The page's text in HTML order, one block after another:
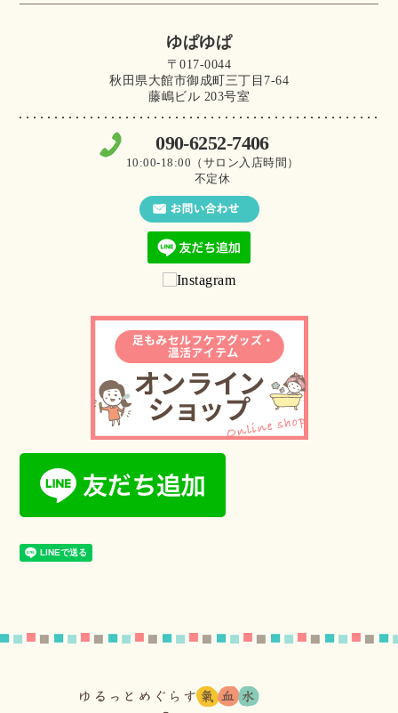
ゆぱゆぱ
〒017-0044
秋田県大館市御成町三丁目7-64
藤嶋ビル 203号室
090-6252-7406
10:00-18:00（サロン入店時間）
不定休